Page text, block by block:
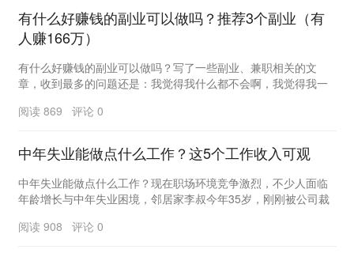
有什么好赚钱的副业可以做吗？推荐3个副业（有
人赚166万）
有什么好赚钱的副业可以做吗？写了一些副业、兼职相关的文
章，收到最多的问题还是：我觉得我什么都不会啊，我觉得我一
阅读 869 评论 0
中年失业能做点什么工作？这5个工作收入可观
中年失业能做点什么工作？现在职场环境竞争激烈，不少人面临
年龄增长与中年失业困境，邻居家李叔今年35岁，刚刚被公司裁
阅读 908 评论 0